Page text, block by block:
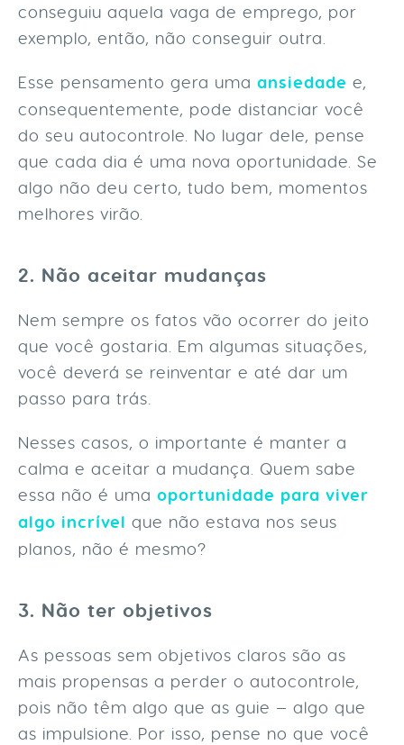
conseguiu aquela vaga de emprego, por
exemplo, então, não conseguir outra.
Esse pensamento gera uma ansiedade e,
consequentemente, pode distanciar você
do seu autocontrole. No lugar dele, pense
que cada dia é uma nova oportunidade. Se
algo não deu certo, tudo bem, momentos
melhores virão.
2. Não aceitar mudanças
Nem sempre os fatos vão ocorrer do jeito
que você gostaria. Em algumas situações,
você deverá se reinventar e até dar um
passo para trás.
Nesses casos, o importante é manter a
calma e aceitar a mudança. Quem sabe
essa não é uma oportunidade para viver
algo incrível que não estava nos seus
planos, não é mesmo?
3. Não ter objetivos
As pessoas sem objetivos claros são as
mais propensas a perder o autocontrole,
pois não têm algo que as guie — algo que
as impulsione. Por isso, pense no que você